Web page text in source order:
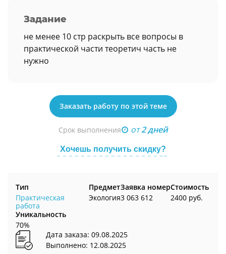
Задание
не менее 10 стр раскрыть все вопросы в
практической части теоретич часть не
нужно
Заказать работу по этой теме
Срок выполнения от2 дней
Хочешь получить скидку?
Тип
Практическая
работа
Предмет
Экология
Заявка номер
3 063 612
Стоимость
2400 руб.
Уникальность
70%
Дата заказа: 09.08.2025
Выполнено: 12.08.2025